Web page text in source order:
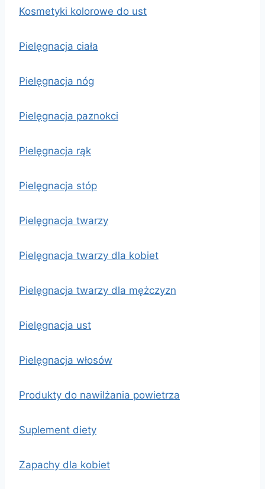
Kosmetyki kolorowe do ust
Pielęgnacja ciała
Pielęgnacja nóg
Pielęgnacja paznokci
Pielęgnacja rąk
Pielęgnacja stóp
Pielęgnacja twarzy
Pielęgnacja twarzy dla kobiet
Pielęgnacja twarzy dla mężczyzn
Pielęgnacja ust
Pielęgnacja włosów
Produkty do nawilżania powietrza
Suplement diety
Zapachy dla kobiet